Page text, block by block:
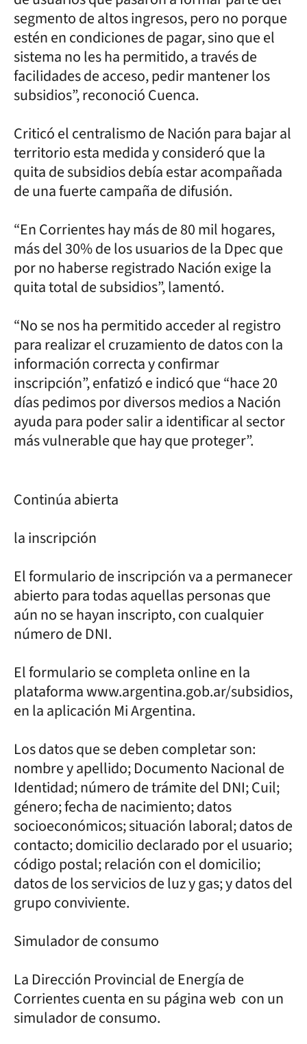
segmento de altos ingresos, pero no porque
estén en condiciones de pagar, sino que el
sistema no les ha permitido, a través de
facilidades de acceso, pedir mantener los
subsidios”, reconoció Cuenca.
Criticó el centralismo de Nación para bajar al
territorio esta medida y consideró que la
quita de subsidios debía estar acompañada
de una fuerte campaña de difusión.
“En Corrientes hay más de 80 mil hogares,
más del 30% de los usuarios de la Dpec que
por no haberse registrado Nación exige la
quita total de subsidios”, lamentó.
“No se nos ha permitido acceder al registro
para realizar el cruzamiento de datos con la
información correcta y confirmar
inscripción”, enfatizó e indicó que “hace 20
días pedimos por diversos medios a Nación
ayuda para poder salir a identificar al sector
más vulnerable que hay que proteger”.
Continúa abierta
la inscripción
El formulario de inscripción va a permanecer
abierto para todas aquellas personas que
aún no se hayan inscripto, con cualquier
número de DNI.
El formulario se completa online en la
plataforma www.argentina.gob.ar/subsidios,
en la aplicación Mi Argentina.
Los datos que se deben completar son:
nombre y apellido; Documento Nacional de
Identidad; número de trámite del DNI; Cuil;
género; fecha de nacimiento; datos
socioeconómicos; situación laboral; datos de
contacto; domicilio declarado por el usuario;
código postal; relación con el domicilio;
datos de los servicios de luz y gas; y datos del
grupo conviviente.
Simulador de consumo
La Dirección Provincial de Energía de
Corrientes cuenta en su página web con un
simulador de consumo.